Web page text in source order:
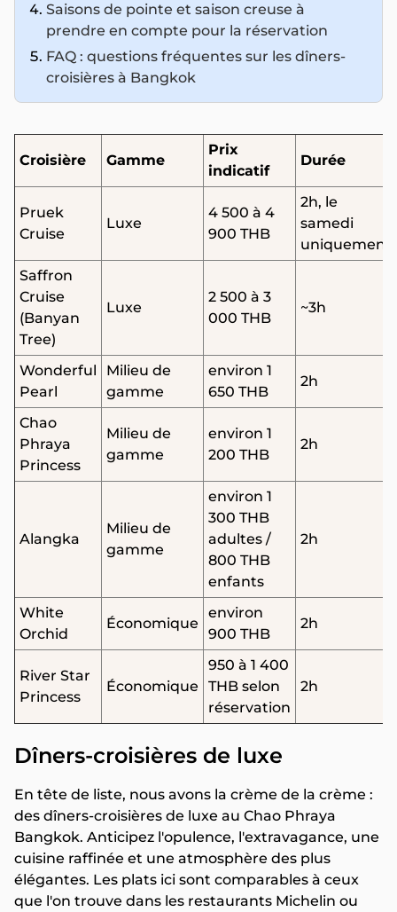
Saisons de pointe et saison creuse à
prendre en compte pour la réservation
FAQ : questions fréquentes sur les dîners-
croisières à Bangkok
Croisière Gamme
Prix
indicatif
Durée
Pruek
Cruise
Luxe
4 500 à 4
900 THB
2h, le
samedi
uniquement
Saffron
Cruise
(Banyan
Tree)
Luxe
2 500 à 3
000 THB
~3h
Wonderful
Pearl
Milieu de
gamme
environ 1
650 THB
2h
Chao
Phraya
Princess
Milieu de
gamme
environ 1
200 THB
2h
Alangka
Milieu de
gamme
environ 1
300 THB
adultes /
800 THB
enfants
2h
White
Orchid
Économique
environ
900 THB
2h
River Star
Princess
Économique
950 à 1 400
THB selon
réservation
2h
Dîners-croisières de luxe
En tête de liste, nous avons la crème de la crème :
des dîners-croisières de luxe au Chao Phraya
Bangkok. Anticipez l'opulence, l'extravagance, une
cuisine raffinée et une atmosphère des plus
élégantes. Les plats ici sont comparables à ceux
que l'on trouve dans les restaurants Michelin ou